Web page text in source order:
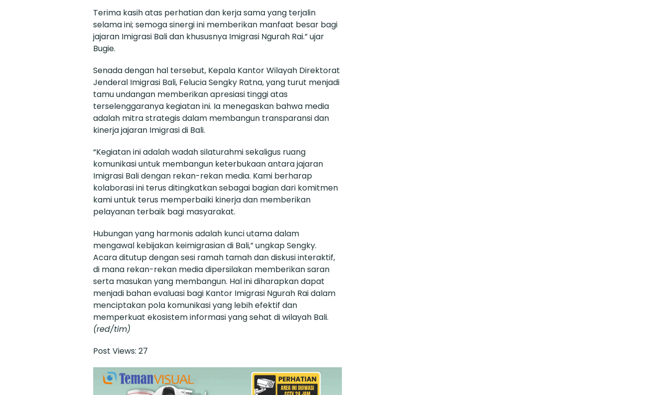
Terima kasih atas perhatian dan kerja sama yang terjalin
selama ini; semoga sinergi ini memberikan manfaat besar bagi
jajaran Imigrasi Bali dan khususnya Imigrasi Ngurah Rai.” ujar
Bugie.
Senada dengan hal tersebut, Kepala Kantor Wilayah Direktorat
Jenderal Imigrasi Bali, Felucia Sengky Ratna, yang turut menjadi
tamu undangan memberikan apresiasi tinggi atas
terselenggaranya kegiatan ini. Ia menegaskan bahwa media
adalah mitra strategis dalam membangun transparansi dan
kinerja jajaran Imigrasi di Bali.
“Kegiatan ini adalah wadah silaturahmi sekaligus ruang
komunikasi untuk membangun keterbukaan antara jajaran
Imigrasi Bali dengan rekan-rekan media. Kami berharap
kolaborasi ini terus ditingkatkan sebagai bagian dari komitmen
kami untuk terus memperbaiki kinerja dan memberikan
pelayanan terbaik bagi masyarakat.
Hubungan yang harmonis adalah kunci utama dalam
mengawal kebijakan keimigrasian di Bali,” ungkap Sengky.
Acara ditutup dengan sesi ramah tamah dan diskusi interaktif,
di mana rekan-rekan media dipersilakan memberikan saran
serta masukan yang membangun. Hal ini diharapkan dapat
menjadi bahan evaluasi bagi Kantor Imigrasi Ngurah Rai dalam
menciptakan pola komunikasi yang lebih efektif dan
memperkuat ekosistem informasi yang sehat di wilayah Bali.
(red/tim)
Post Views: 27